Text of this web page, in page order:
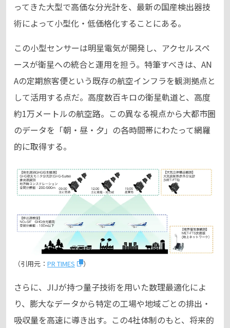
ってきた大型で高価な分光計を、最新の国産検出器技
術によって小型化・低価格化することにある。
この小型センサーは明星電気が開発し、アクセルスペ
ースが衛星への統合と運用を担う。特筆すべきは、AN
Aの定期旅客便という既存の航空インフラを観測拠点と
して活用する点だ。高度数百キロの衛星軌道と、高度
約1万メートルの航空路。この異なる視点から大都市圏
のデータを「朝・昼・夕」の各時間帯にわたって網羅
的に取得する。
（引用元： PR TIMES ）
さらに、JIJが持つ量子技術を用いた数理最適化によ
り、膨大なデータから特定の工場や地域ごとの排出・
吸収量を高速に導き出す。この4社体制のもと、将来的